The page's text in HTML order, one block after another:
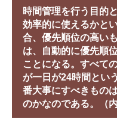
時間管理を行う目的
効率的に使えるかと
合、優先順位の高い
は、自動的に優先順
ことになる。すべて
が一日が24時間とい
番大事にすべきもの
のかなのである。（内